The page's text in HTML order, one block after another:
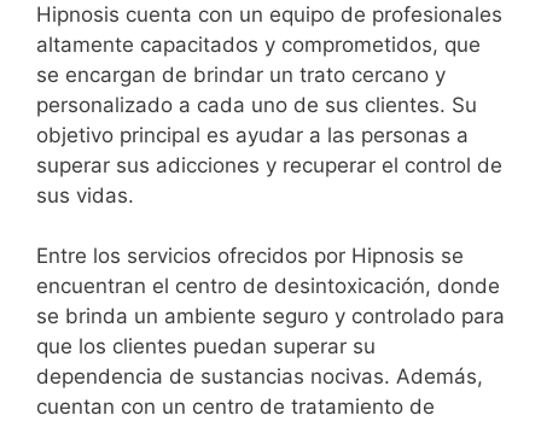
Hipnosis cuenta con un equipo de profesionales
altamente capacitados y comprometidos, que
se encargan de brindar un trato cercano y
personalizado a cada uno de sus clientes. Su
objetivo principal es ayudar a las personas a
superar sus adicciones y recuperar el control de
sus vidas.
Entre los servicios ofrecidos por Hipnosis se
encuentran el centro de desintoxicación, donde
se brinda un ambiente seguro y controlado para
que los clientes puedan superar su
dependencia de sustancias nocivas. Además,
cuentan con un centro de tratamiento de